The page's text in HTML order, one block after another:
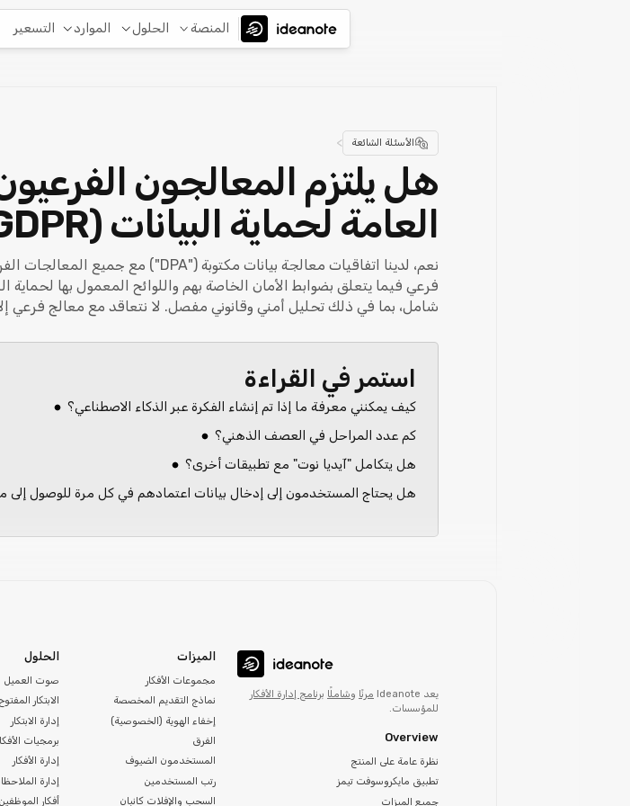
المنصة الحلول الموارد التسعير
الأسئلة الشائعة >
العامة لحماية البيانات (GDPR)؟
فرعي فيما يتعلق بضوابط الأمان الخاصة بهم واللوائح المعمول بها
شامل، بما في ذلك تحليل أمني وقانوني مفصل. لا نتعاقد مع معالج فرعي إلا
استمر في القراءة
كيف يمكنني معرفة ما إذا تم إنشاء الفكرة عبر الذكاء الاصطناعي؟
كم عدد المراحل في العصف الذهني؟
هل يتكامل "آيديا نوت" مع تطبيقات أخرى؟
هل يحتاج المستخدمون إلى إدخال بيانات اعتمادهم في كل مرة للوصول إلى
يعد Ideanote مرنًا وشاملًا برنامج إدارة الأفكار
للمؤسسات.
Overview
نظرة عامة على المنتج
تطبيق مايكروسوفت تيمز
جميع الميزات
الميزات
مجموعات الأفكار
نماذج التقديم المخصصة
إخفاء الهوية (الخصوصية)
الفرق
المستخدمون الضيوف
رتب المستخدمين
السحب والإفلات كانبان
الحلول
صوت العميل
الابتكار المفتوح
إدارة الابتكار
برمجيات
إدارة الأفكار
إدارة
أفكار الموظفين